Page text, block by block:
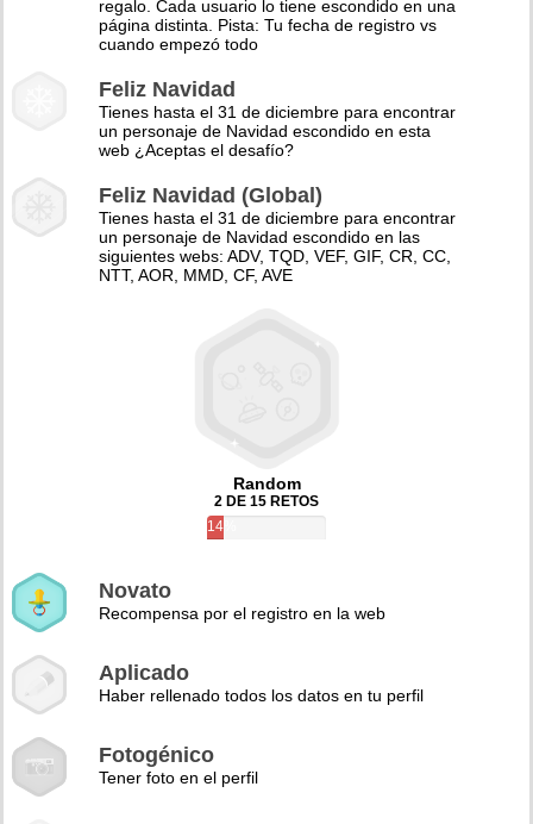
regalo. Cada usuario lo tiene escondido en una
página distinta. Pista: Tu fecha de registro vs
cuando empezó todo
Feliz Navidad
Tienes hasta el 31 de diciembre para encontrar
un personaje de Navidad escondido en esta
web ¿Aceptas el desafío?
Feliz Navidad (Global)
Tienes hasta el 31 de diciembre para encontrar
un personaje de Navidad escondido en las
siguientes webs: ADV, TQD, VEF, GIF, CR, CC,
NTT, AOR, MMD, CF, AVE
Random
2 DE 15 RETOS
14%
Novato
Recompensa por el registro en la web
Aplicado
Haber rellenado todos los datos en tu perfil
Fotogénico
Tener foto en el perfil